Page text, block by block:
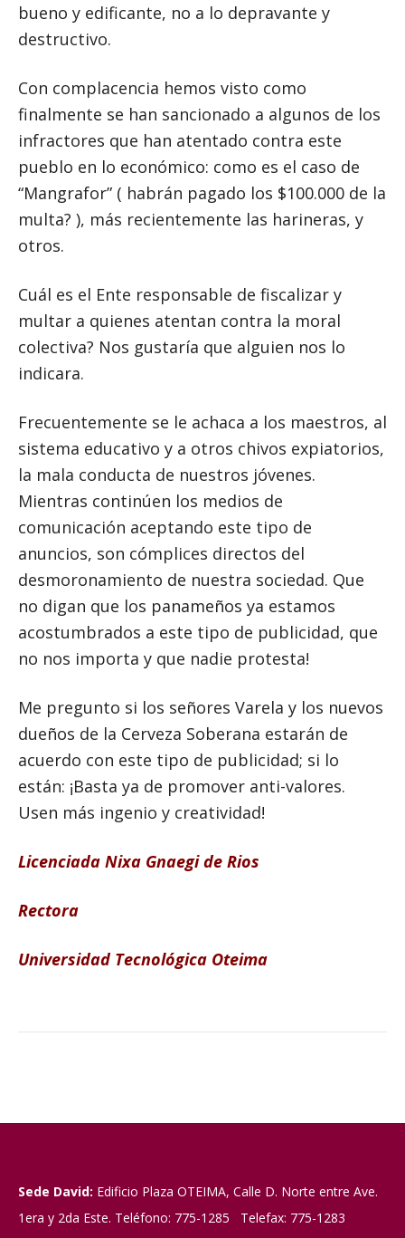
bueno y edificante, no a lo depravante y
destructivo.
Con complacencia hemos visto como
finalmente se han sancionado a algunos de los
infractores que han atentado contra este
pueblo en lo económico: como es el caso de
“Mangrafor” ( habrán pagado los $100.000 de la
multa? ), más recientemente las harineras, y
otros.
Cuál es el Ente responsable de fiscalizar y
multar a quienes atentan contra la moral
colectiva? Nos gustaría que alguien nos lo
indicara.
Frecuentemente se le achaca a los maestros, al
sistema educativo y a otros chivos expiatorios,
la mala conducta de nuestros jóvenes.
Mientras continúen los medios de
comunicación aceptando este tipo de
anuncios, son cómplices directos del
desmoronamiento de nuestra sociedad. Que
no digan que los panameños ya estamos
acostumbrados a este tipo de publicidad, que
no nos importa y que nadie protesta!
Me pregunto si los señores Varela y los nuevos
dueños de la Cerveza Soberana estarán de
acuerdo con este tipo de publicidad; si lo
están: ¡Basta ya de promover anti-valores.
Usen más ingenio y creatividad!
Licenciada Nixa Gnaegi de Rios
Rectora
Universidad Tecnológica Oteima
Sede David: Edificio Plaza OTEIMA, Calle D. Norte entre Ave.
1era y 2da Este. Teléfono: 775-1285 Telefax: 775-1283